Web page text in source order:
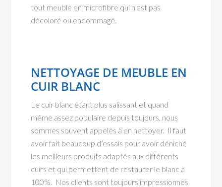
tout meuble en microfibre qui n’est pas
décoloré ou endommagé.
NETTOYAGE DE MEUBLE EN
CUIR BLANC
Le cuir blanc étant plus salissant et quand
même assez populaire depuis toujours, nous
sommes souvent appelés à en nettoyer. Il faut
avoir fait beaucoup d’essais pour avoir déniché
les meilleurs produits adaptés aux différents
cuirs et qui permettent de restaurer le blanc à
100%. Nos clients sont toujours impressionnés